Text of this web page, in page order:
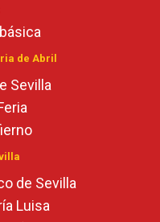
de Abril
Sevilla
de Sevilla
Luisa